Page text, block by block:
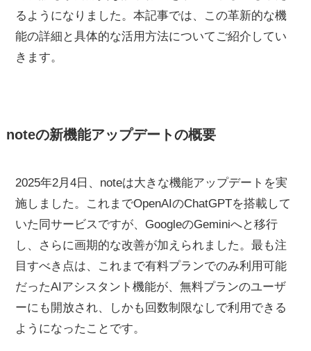
るようになりました。本記事では、この革新的な機
能の詳細と具体的な活用方法についてご紹介してい
きます。
noteの新機能アップデートの概要
2025年2月4日、noteは大きな機能アップデートを実
施しました。これまでOpenAIのChatGPTを搭載して
いた同サービスですが、GoogleのGeminiへと移行
し、さらに画期的な改善が加えられました。最も注
目すべき点は、これまで有料プランでのみ利用可能
だったAIアシスタント機能が、無料プランのユーザ
ーにも開放され、しかも回数制限なしで利用できる
ようになったことです。